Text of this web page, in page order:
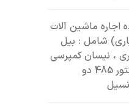
اجاره ماشین آلات
شامل : بیل
، نیسان کمپرسی
، تراکتور 485 دو